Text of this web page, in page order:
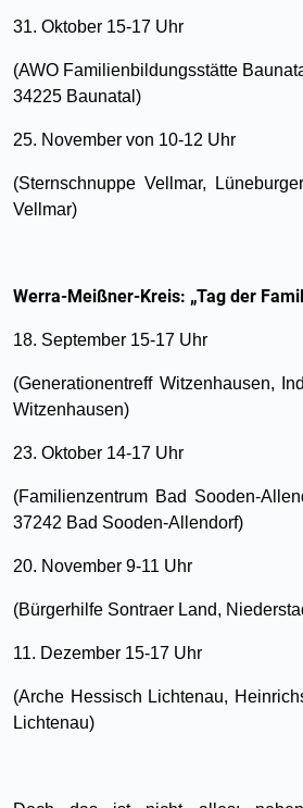
31. Oktober 15-17 Uhr
(AWO Familienbildungsstätte
34225 Baunatal)
25. November von 10-12 Uhr
(Sternschnuppe Vellmar,
Vellmar)
Werra-Meißner-Kreis: „Tag der
18. September 15-17 Uhr
(Generationentreff Witzenhausen,
Witzenhausen)
23. Oktober 14-17 Uhr
(Familienzentrum Bad Sooden-
37242 Bad Sooden-Allendorf)
20. November 9-11 Uhr
(Bürgerhilfe Sontraer Land,
11. Dezember 15-17 Uhr
(Arche Hessisch Lichtenau,
Lichtenau)